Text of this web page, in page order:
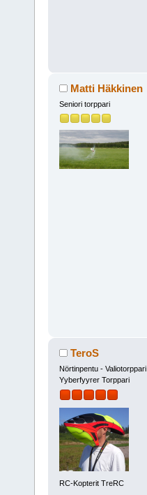
Matti Häkkinen
Seniori torppari
TeroS
Nörtinpentu - Valiotorppari
Yyberfyyrer Torppari
RC-Kopterit TreRC